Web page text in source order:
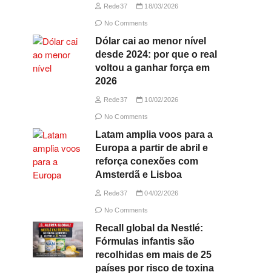
Rede37 18/03/2026
No Comments
Dólar cai ao menor nível
desde 2024: por que o real
voltou a ganhar força em
2026
Rede37 10/02/2026
No Comments
Latam amplia voos para a
Europa a partir de abril e
reforça conexões com
Amsterdã e Lisboa
Rede37 04/02/2026
No Comments
Recall global da Nestlé:
Fórmulas infantis são
recolhidas em mais de 25
países por risco de toxina